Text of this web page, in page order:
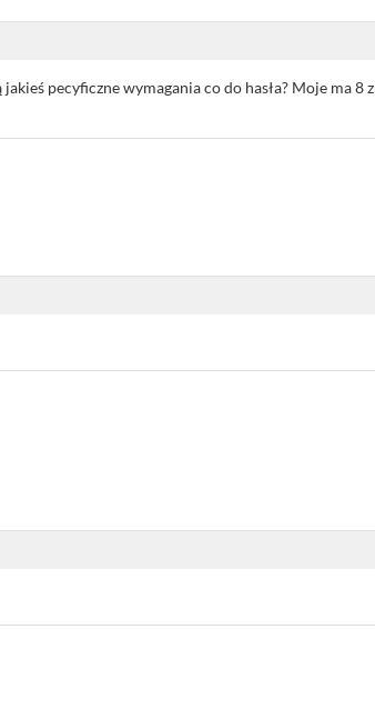
pecyficzne wymagania co do hasła? Moje ma 8